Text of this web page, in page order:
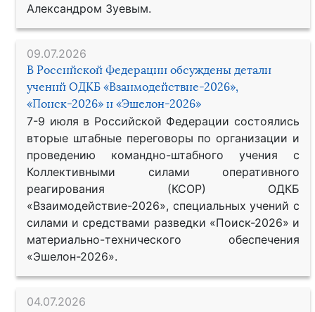
Александром Зуевым.
09.07.2026
В Российской Федерации обсуждены детали
учений ОДКБ «Взаимодействие-2026»,
«Поиск-2026» и «Эшелон-2026»
7-9 июля в Российской Федерации состоялись
вторые штабные переговоры по организации и
проведению командно-штабного учения с
Коллективными силами оперативного
реагирования (КСОР) ОДКБ
«Взаимодействие-2026», специальных учений с
силами и средствами разведки «Поиск-2026» и
материально-технического обеспечения
«Эшелон-2026».
04.07.2026